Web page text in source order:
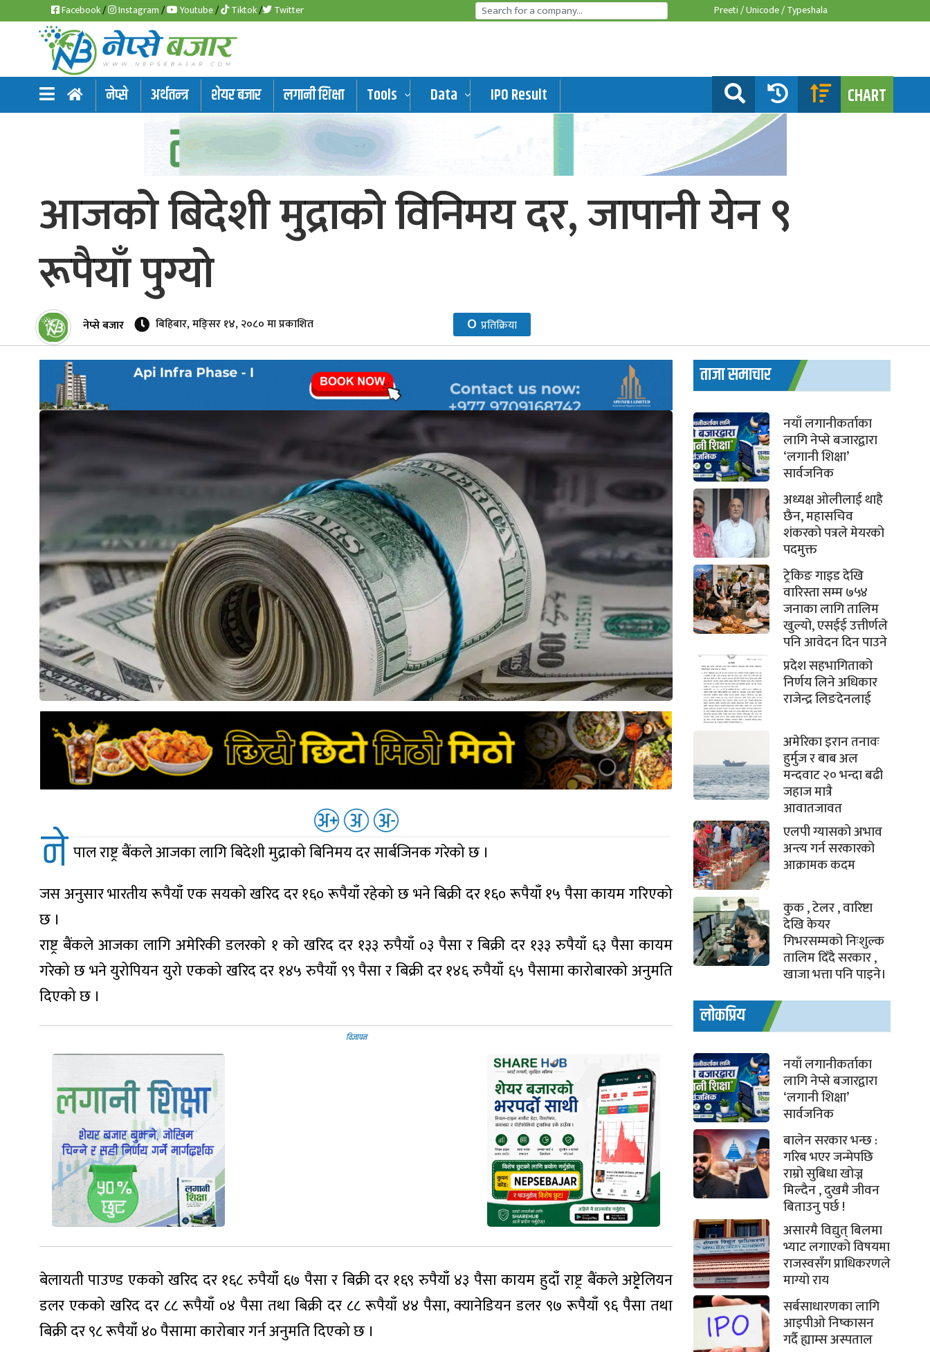
Facebook/ Instagram/ Youtube/ Tiktok/ Twitter Preeti /Unicode /Typeshala
नेप्से अर्थतन्त्र शेयर बजार लगानी शिक्षा Tools Data IPO Result CHART
समाचार
अर्थतन्त्र
हाइड्रो
नेप्से
आजको बिदेशी मुद्राको विनिमय दर, जापानी येन ९
रूपैयाँ पुग्यो
नेप्से बजार बिहिबार, मङि्सर १४, २०८० मा प्रकाशित ० प्रतिक्रिया
ने पाल राष्ट्र बैंकले आजका लागि बिदेशी मुद्राको बिनिमय दर सार्बजिनक गरेको छ ।
जस अनुसार भारतीय रूपैयाँ एक सयको खरिद दर १६० रूपैयाँ रहेको छ भने बिक्री दर १६० रूपैयाँ १५ पैसा कायम गरिएको
छ ।
राष्ट्र बैंकले आजका लागि अमेरिकी डलरको १ को खरिद दर १३३ रुपैयाँ ०३ पैसा र बिक्री दर १३३ रुपैयाँ ६३ पैसा कायम
गरेको छ भने युरोपियन युरो एकको खरिद दर १४५ रुपैयाँ ९९ पैसा र बिक्री दर १४६ रुपैयाँ ६५ पैसामा कारोबारको अनुमति
दिएको छ ।
बेलायती पाउण्ड एकको खरिद दर १६८ रुपैयाँ ६७ पैसा र बिक्री दर १६९ रुपैयाँ ४३ पैसा कायम हुदाँ राष्ट्र बैंकले अष्ट्रे्लियन
डलर एकको खरिद दर ८८ रूपैयाँ ०४ पैसा तथा बिक्री दर ८८ रूपैयाँ ४४ पैसा, क्यानेडियन डलर ९७ रूपैयाँ ९६ पैसा तथा
बिक्री दर ९८ रूपैयाँ ४० पैसामा कारोबार गर्न अनुमति दिएको छ ।
ताजा समाचार
नयाँ लगानीकर्ताका
लागि नेप्से बजारद्वारा
‘लगानी शिक्षा’
सार्वजनिक
अध्यक्ष ओलीलाई थाहै
छैन, महासचिव
शंकरको पत्रले मेयरको
पदमुक्त
ट्रेकिङ गाइड देखि
वारिस्ता सम्म ७५४
जनाका लागि तालिम
खुल्यो, एसईई उत्तीर्णले
पनि आवेदन दिन पाउने
प्रदेश सहभागिताको
निर्णय लिने अधिकार
राजेन्द्र लिङदेनलाई
अमेरिका इरान तनावः
हुर्मुज र बाब अल
मन्दवाट २० भन्दा बढी
जहाज मात्रै
आवातजावत
एलपी ग्यासको अभाव
अन्त्य गर्न सरकारको
आक्रामक कदम
कुक , टेलर , वारिष्टा
देखि केयर
गिभरसम्मको निःशुल्क
तालिम दिँदै सरकार ,
खाजा भत्ता पनि पाइने।
लोकप्रिय
नयाँ लगानीकर्ताका
लागि नेप्से बजारद्वारा
‘लगानी शिक्षा’
सार्वजनिक
बालेन सरकार भन्छ :
गरिब भएर जन्मेपछि
राम्रो सुबिधा खोज्न
मिल्दैन , दुखमै जीवन
बिताउनु पर्छ !
असारमै विद्युत् बिलमा
भ्याट लगाएको विषयमा
राजस्वसँग प्राधिकरणले
माग्यो राय
सर्बसाधारणका लागि
आइपीओ निष्कासन
गर्दै ह्याम्स अस्पताल